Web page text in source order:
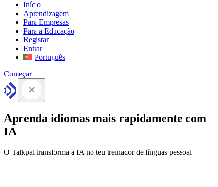
Início
Aprendizagem
Para Empresas
Para a Educação
Registar
Entrar
Português
Começar
Aprenda idiomas mais rapidamente com
IA
O Talkpal transforma a IA no teu treinador de línguas pessoal